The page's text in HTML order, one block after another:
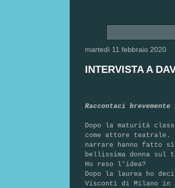
martedì 11 febbraio 2020
INTERVISTA A
Raccontaci
Dopo la maturità
come attore teatrale.
narrare hanno fatto
bellissima donna sul
Ho reso l’idea?
Dopo la laurea ho
Visconti di Milano in